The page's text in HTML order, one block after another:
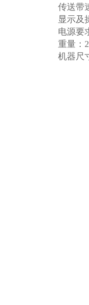
传送带
显示及
电源要
重量：
机器尺